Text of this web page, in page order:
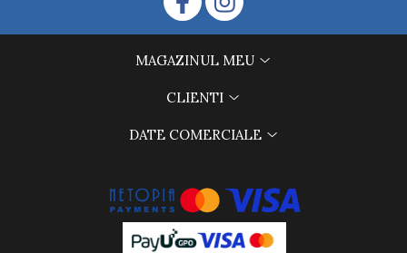
MAGAZINUL MEU
CLIENTI
DATE COMERCIALE